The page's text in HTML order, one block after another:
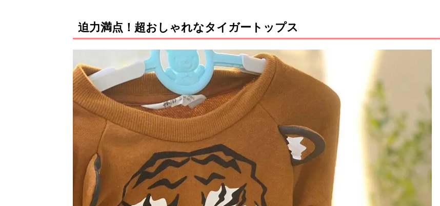
迫力満点！超おしゃれなタイガートップス